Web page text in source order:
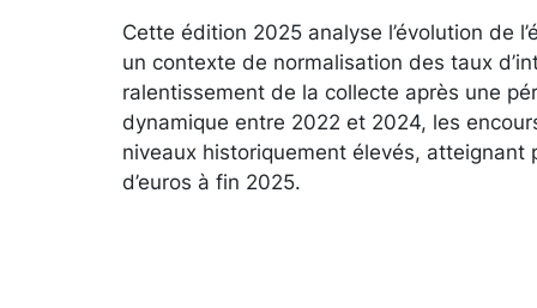
Cette édition 2025 analyse l’évolution de
un contexte de normalisation des taux
ralentissement de la collecte après une
dynamique entre 2022 et 2024, les
niveaux historiquement élevés, atteignant
d’euros à fin 2025.